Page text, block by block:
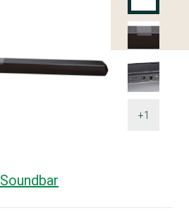
+1
Soundbar